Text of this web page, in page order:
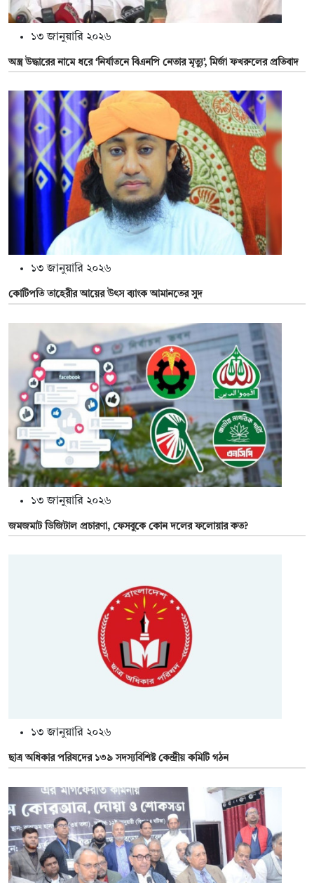
১৩ জানুয়ারি ২০২৬
অস্ত্র উদ্ধারের নামে ধরে ‘নির্যাতনে বিএনপি নেতার মৃত্যু’, মির্জা ফখরুলের প্রতিবাদ
১৩ জানুয়ারি ২০২৬
কোটিপতি তাহেরীর আয়ের উৎস ব্যাংক আমানতের সুদ
১৩ জানুয়ারি ২০২৬
জমজমাট ডিজিটাল প্রচারণা, ফেসবুকে কোন দলের ফলোয়ার কত?
১৩ জানুয়ারি ২০২৬
ছাত্র অধিকার পরিষদের ১৩৯ সদস্যবিশিষ্ট কেন্দ্রীয় কমিটি গঠন